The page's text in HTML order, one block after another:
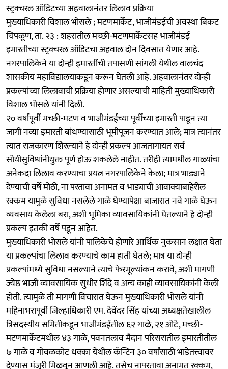
स्ट्रक्चरल ऑडिटच्या अहवालानंतर लिलाव प्रक्रिया
मुख्याधिकारी विशाल भोसले ; मटणमार्केट, भाजीमंडईची अवस्था बिकट
चिपळूण, ता. २३ : शहरातील मच्छी-मटणमार्केटसह भाजीमंडई
इमारतीच्या स्ट्रक्चरल ऑडिटचा अहवाल दोन दिवसात येणार आहे.
नगरपालिकेने या दोन्ही इमारतींची तपासणी सांगली येथील वालचंद
शासकीय महाविद्यालयाकडून करून घेतली आहे. अहवालानंतर दोन्ही
प्रकल्पांच्या लिलावाची प्रक्रिया होणार असल्याची माहिती मुख्याधिकारी
विशाल भोसले यांनी दिली.
२० वर्षांपूर्वी मच्छी-मटण व भाजीमंडईच्या पूर्वीच्या इमारती पाडून त्या
जागी नव्या इमारती बांधण्यासाठी भूमीपूजन करण्यात आले; मात्र त्यानंतर
त्यात राजकारण शिरल्याने हे दोन्ही प्रकल्प आजतागायत सर्व
सोयीसुविधांनीयुक्त पूर्ण होऊ शकलेले नाहीत. तरीही त्यामधील गाळ्यांचा
अनेकदा लिलाव करण्याचा प्रयत्न नगरपालिकेने केला; मात्र भाड्याने
देण्याची वर्षे मोठी, ना परतावा अनामत व भाड्याची आवाक्याबाहेरील
रक्कम यामुळे सुविधा नसलेले गाळे घेण्यापेक्षा बाजारात नवे गाळे घेऊन
व्यवसाय केलेला बरा, अशी भूमिका व्यावसायिकांनी घेतल्याने हे दोन्ही
प्रकल्प इतकी वर्षे पडून आहेत.
मुख्याधिकारी भोसले यांनी पालिकेचे होणारे आर्थिक नुकसान लक्षात घेता
या प्रकल्पांचा लिलाव करण्याचे काम हाती घेतले; मात्र या दोन्ही
प्रकल्पांमध्ये सुविधा नसल्याने त्याचे फेरमूल्यांकन करावे, अशी मागणी
ज्येष्ठ भाजी व्यावसायिक सुधीर शिंदे व अन्य काही व्यावसायिकांनी केली
होती. त्यामुळे ती मागणी विचारात घेऊन मुख्याधिकारी भोसले यांनी
महिनाभरापूर्वी जिल्हाधिकारी एम. देवेंदर सिंह यांच्या अध्यक्षतेखालील
त्रिसदस्यीय समितीकडून भाजीमंडईतील ६२ गाळे, २१ ओटे, मच्छी-
मटणमार्केटमधील ४३ गाळे, पवनतलाव मैदान परिसरातील इमारतीतील
७ गाळे व गोवळकोट धक्का येथील कॅन्टिन ३० वर्षांसाठी भाडेतत्त्वावर
देण्यास मंजुरी मिळवून आणली आहे. तसेच नापरतावा अनामत रक्कम,